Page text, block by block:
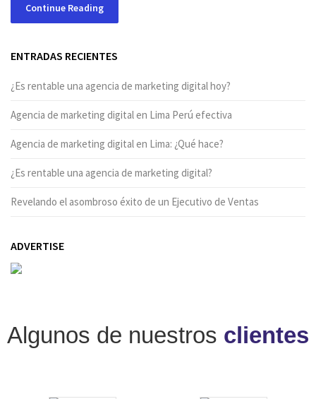
Continue Reading
ENTRADAS RECIENTES
¿Es rentable una agencia de marketing digital hoy?
Agencia de marketing digital en Lima Perú efectiva
Agencia de marketing digital en Lima: ¿Qué hace?
¿Es rentable una agencia de marketing digital?
Revelando el asombroso éxito de un Ejecutivo de Ventas
ADVERTISE
Algunos de nuestros clientes